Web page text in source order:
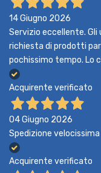
14 Giugno 2026
Servizio eccellente.
richiesta di prodotti
pochissimo tempo. Lo
Acquirente verificato
04 Giugno 2026
Spedizione
Acquirente verificato